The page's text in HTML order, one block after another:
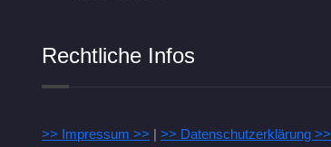
Rechtliche Infos
>> Impressum >> | >> Datenschutzerklärung >>